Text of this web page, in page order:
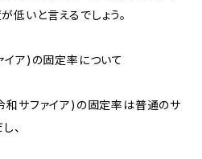
いと言えるでしょう。
イア)の固定率について
和サファイア)の固定率は普通のサ
、